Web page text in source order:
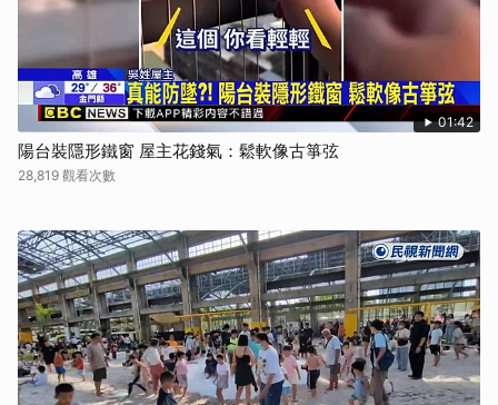
01:42
陽台裝隱形鐵窗 屋主花錢氣：鬆軟像古箏弦
28,819 觀看次數